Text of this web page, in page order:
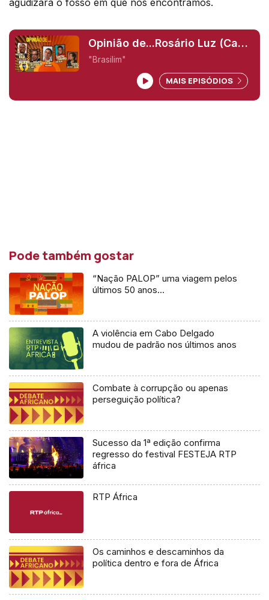
Opinião de...Rosário Luz (Cabo
Verde),
"Brasilim"
MAIS EPISÓDIOS
Pode também gostar
“Nação PALOP” uma viagem pelos
últimos 50 anos…
A violência em Cabo Delgado
mudou de padrão nos últimos anos
Combate à corrupção ou apenas
perseguição política?
Sucesso da 1ª edição confirma
regresso do festival FESTEJA RTP
áfrica
RTP África
Os caminhos e descaminhos da
política dentro e fora de África